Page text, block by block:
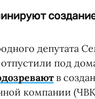
депутата
под
в
компании